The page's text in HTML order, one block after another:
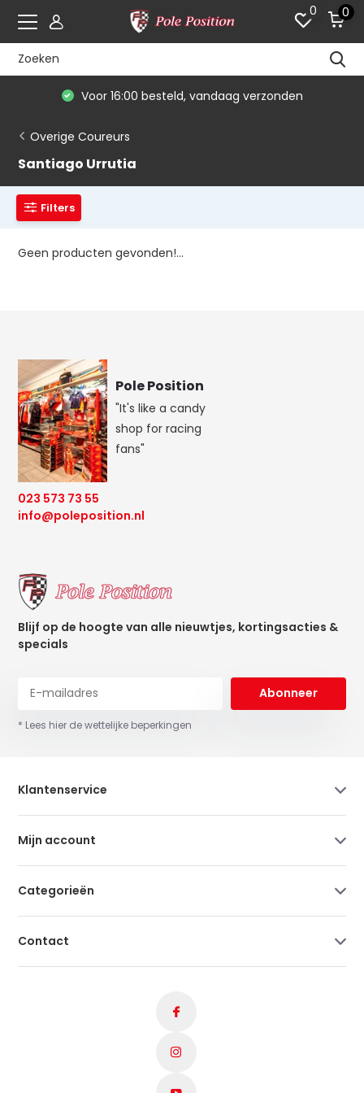
0 0
Voor 16:00 besteld, vandaag verzonden
Overige Coureurs
Santiago Urrutia
Filters
Geen producten gevonden!...
Pole Position
"It's like a candy
shop for racing
fans"
023 573 73 55
info@poleposition.nl
Blijf op de hoogte van alle nieuwtjes, kortingsacties &
specials
Abonneer
* Lees hier de wettelijke beperkingen
Klantenservice
Mijn account
Categorieën
Contact